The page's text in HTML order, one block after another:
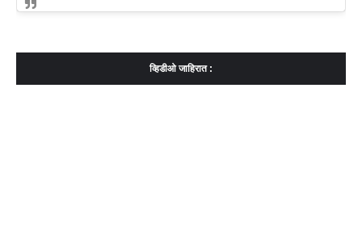
व्हिडीओ जाहिरात :